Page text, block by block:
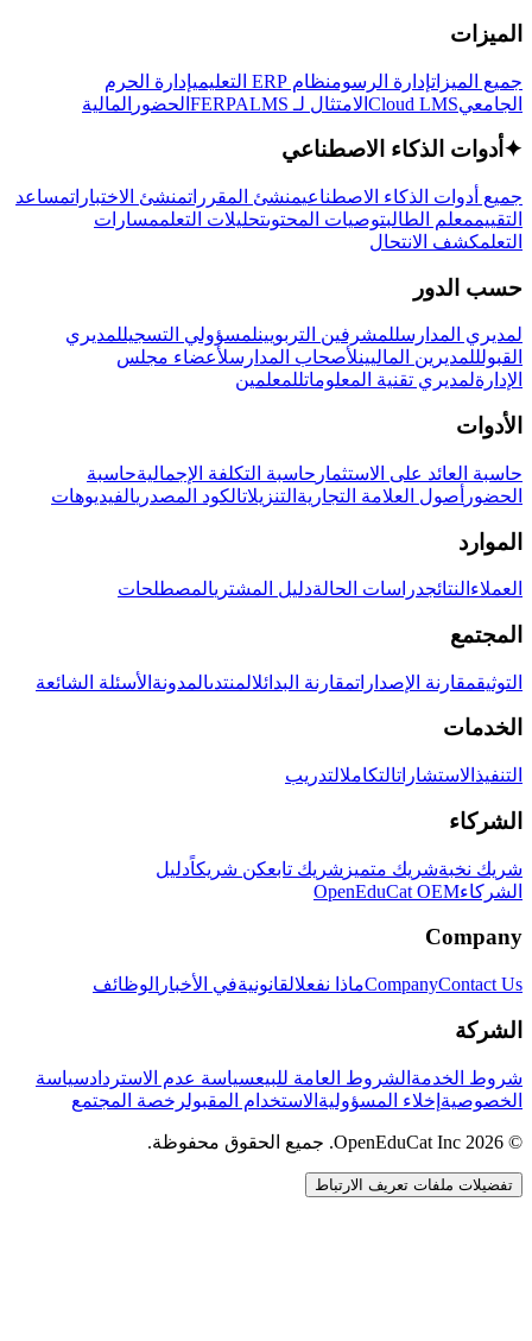
الميزات
جميع الميزاتإدارة الرسومنظام ERP التعليمي
إدارة الحرم
الجامعيCloud LMS الامتثال لـ FERPA LMS الحضور المالية
✦ أدوات الذكاء الاصطناعي
جميع أدوات الذكاء الاصطناعيمنشئ المقرراتمنشئ الاختباراتمساعد
التقييممعلم الطالبتوصيات المحتوىتحليلات التعلممسارات
التعلمكشف الانتحال
حسب الدور
لمديري المدارسللمشرفين التربويينلمسؤولي التسجيللمديري
القبولللمديرين الماليينلأصحاب المدارسلأعضاء مجلس
الإدارةلمديري تقنية المعلوماتللمعلمين
الأدوات
حاسبة العائد على الاستثمار حاسبة التكلفة الإجماليةحاسبة
الحضور أصول العلامة التجارية التنزيلاتالكود المصدريالفيديوهات
الموارد
العملاء النتائجدراسات الحالةدليل المشتريالمصطلحات
المجتمع
التوثيقمقارنة الإصداراتمقارنة البدائلالمنتدىالمدونة الأسئلة الشائعة
الخدمات
التنفيذ الاستشاراتالتكاملالتدريب
الشركاء
شريك نخبةشريك متميز شريك تابعكن شريكاًدليل
الشركاءOpenEduCat OEM
Company
CompanyContact Us ماذا نفعلالقانونيةفي الأخبار الوظائف
الشركة
شروط الخدمة الشروط العامة للبيعسياسة عدم الاستردادسياسة
الخصوصية إخلاء المسؤولية الاستخدام المقبولرخصة المجتمع
© 2026 OpenEduCat Inc. جميع الحقوق محفوظة.
تفضيلات ملفات تعريف الارتباط